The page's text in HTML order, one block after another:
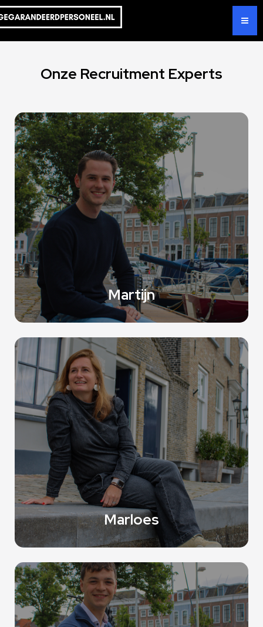
Onze Recruitment Experts
Lorem ipsum dolor sit amet, consectetur adipiscing elit. Ut
elit tellus, luctus nec ullamcorper mattis, pulvinar dapibus
leo.
Martijn
Lorem ipsum dolor sit amet, consectetur adipiscing elit. Ut
elit tellus, luctus nec ullamcorper mattis, pulvinar dapibus
leo.
Marloes
Lorem ipsum dolor sit amet, consectetur adipiscing elit. Ut
elit tellus, luctus nec ullamcorper mattis, pulvinar dapibus
leo.